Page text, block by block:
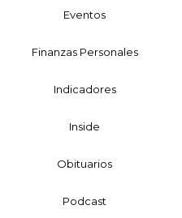
Eventos
Finanzas Personales
Indicadores
Inside
Obituarios
Podcast